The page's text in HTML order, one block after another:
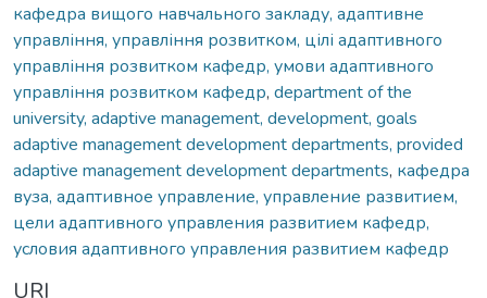
кафедра вищого навчального закладу, адаптивне
управління, управління розвитком, цілі адаптивного
управління розвитком кафедр, умови адаптивного
управління розвитком кафедр, department of the
university, adaptive management, development, goals
adaptive management development departments, provided
adaptive management development departments, кафедра
вуза, адаптивное управление, управление развитием,
цели адаптивного управления развитием кафедр,
условия адаптивного управления развитием кафедр
URI